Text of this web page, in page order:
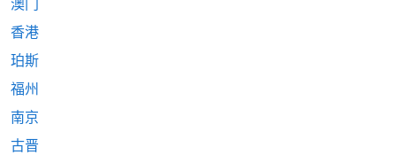
澳门
香港
珀斯
福州
南京
古晋